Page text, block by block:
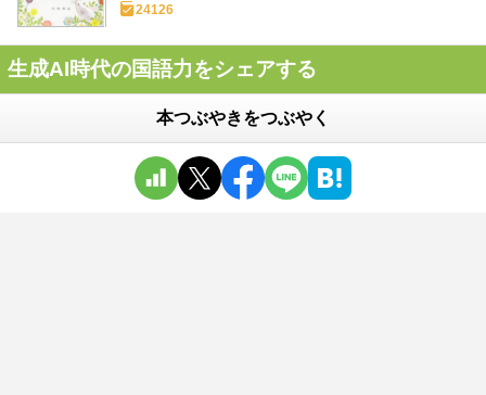
24126
生成AI時代の国語力をシェアする
本つぶやきをつぶやく